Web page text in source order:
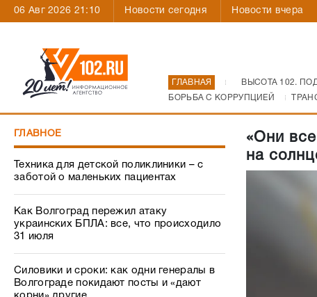
06 Авг 2026 21:10 Новости сегодня Новости вчера
ГЛАВНАЯ ВЫСОТА 102.
БОРЬБА С КОРРУПЦИЕЙ
ГЛАВНОЕ
Техника для детской поликлиники – с
заботой о маленьких пациентах
Как Волгоград пережил атаку
украинских БПЛА: все, что происходило
31 июля
Силовики и сроки: как одни генералы в
Волгограде покидают посты и «дают
«Они
на